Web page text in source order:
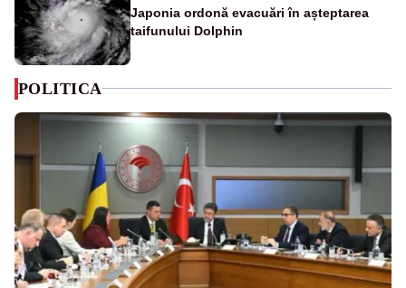
Japonia ordonă evacuări în așteptarea
taifunului Dolphin
POLITICA